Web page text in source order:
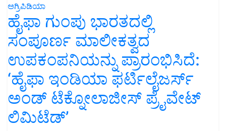
ಅಗ್ರಿಪಿಡಿಯಾ
ಹೈಫಾ ಗುಂಪು ಭಾರತದಲ್ಲಿ
ಸಂಪೂರ್ಣ ಮಾಲೀಕತ್ವದ
ಉಪಕಂಪನಿಯನ್ನು ಪ್ರಾರಂಭಿಸಿದೆ:
‘ಹೈಫಾ ಇಂಡಿಯಾ ಫರ್ಟಿಲೈಜರ್ಸ್
ಅಂಡ್ ಟೆಕ್ನೋಲಾಜೀಸ್ ಪ್ರೈವೇಟ್
ಲಿಮಿಟೆಡ್’